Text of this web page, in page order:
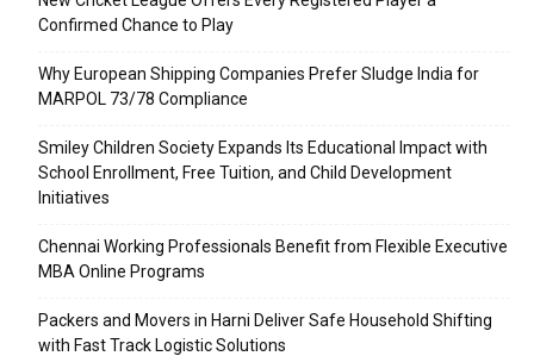
Confirmed Chance to Play
Why European Shipping Companies Prefer Sludge India for
MARPOL 73/78 Compliance
Smiley Children Society Expands Its Educational Impact with
School Enrollment, Free Tuition, and Child Development
Initiatives
Chennai Working Professionals Benefit from Flexible Executive
MBA Online Programs
Packers and Movers in Harni Deliver Safe Household Shifting
with Fast Track Logistic Solutions